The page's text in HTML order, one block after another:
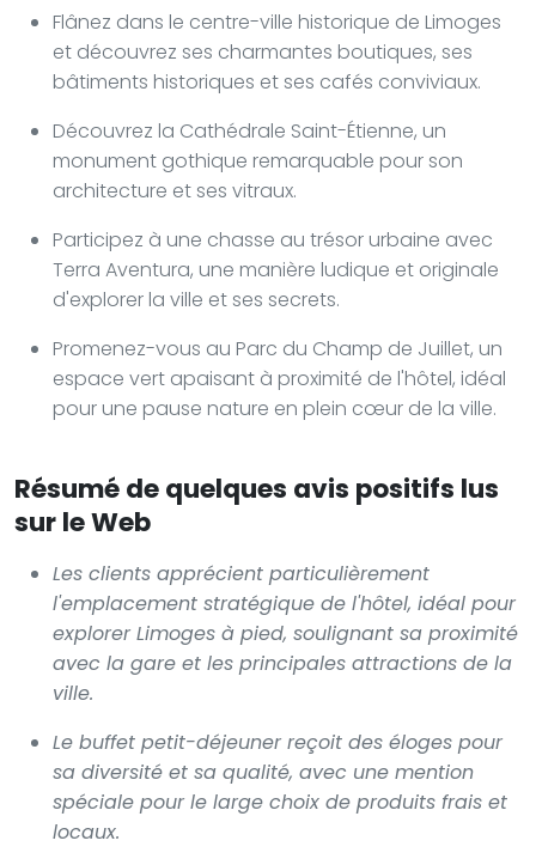
Flânez dans le centre-ville historique de Limoges
et découvrez ses charmantes boutiques, ses
bâtiments historiques et ses cafés conviviaux.
Découvrez la Cathédrale Saint-Étienne, un
monument gothique remarquable pour son
architecture et ses vitraux.
Participez à une chasse au trésor urbaine avec
Terra Aventura, une manière ludique et originale
d'explorer la ville et ses secrets.
Promenez-vous au Parc du Champ de Juillet, un
espace vert apaisant à proximité de l'hôtel, idéal
pour une pause nature en plein cœur de la ville.
Résumé de quelques avis positifs lus
sur le Web
Les clients apprécient particulièrement
l'emplacement stratégique de l'hôtel, idéal pour
explorer Limoges à pied, soulignant sa proximité
avec la gare et les principales attractions de la
ville.
Le buffet petit-déjeuner reçoit des éloges pour
sa diversité et sa qualité, avec une mention
spéciale pour le large choix de produits frais et
locaux.